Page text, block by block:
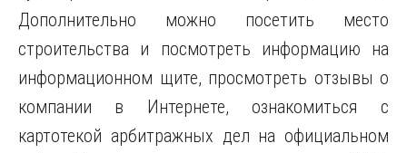
Дополнительно можно посетить место
строительства и посмотреть информацию на
информационном щите, просмотреть отзывы о
компании в Интернете, ознакомиться с
картотекой арбитражных дел на официальном